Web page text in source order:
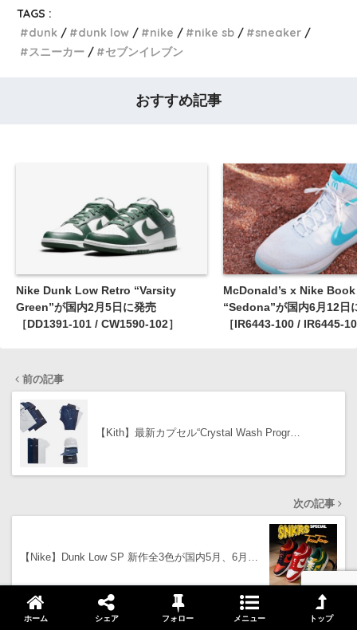
TAGS :
dunk
dunk low nike nike sb
sneaker
スニーカー
セブンイレブン
おすすめ記事
Nike Dunk Low Retro “Varsity
Green”が国内2月5日に発売
［DD1391-101 / CW1590-102］
McDonald’s x Nike
“Sedona”が国内6月12日
［IR6443-100 / IR6445-
前の記事
【Kith】最新カプセル“Crystal Wash Progr…
次の記事
【Nike】Dunk Low SP 新作全3色が国内5月、6月…
ホーム シェア フォロー メニュー トップ